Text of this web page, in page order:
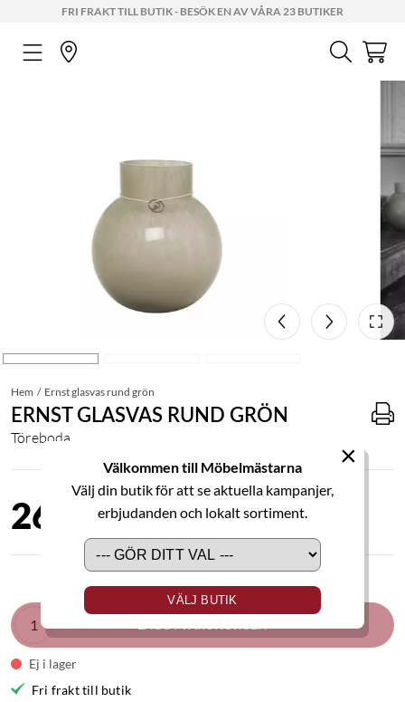
FRI FRAKT TILL BUTIK - BESÖK EN AV VÅRA 23 BUTIKER
Välkommen till Möbelmästarna
Välj din butik för att se aktuella kampanjer,
erbjudanden och lokalt sortiment.
VÄLJ BUTIK
×
Hem Ernst glasvas rund grön
ERNST GLASVAS RUND GRÖN
Töreboda
269,00 kr
Ej i lager
Fri frakt till butik